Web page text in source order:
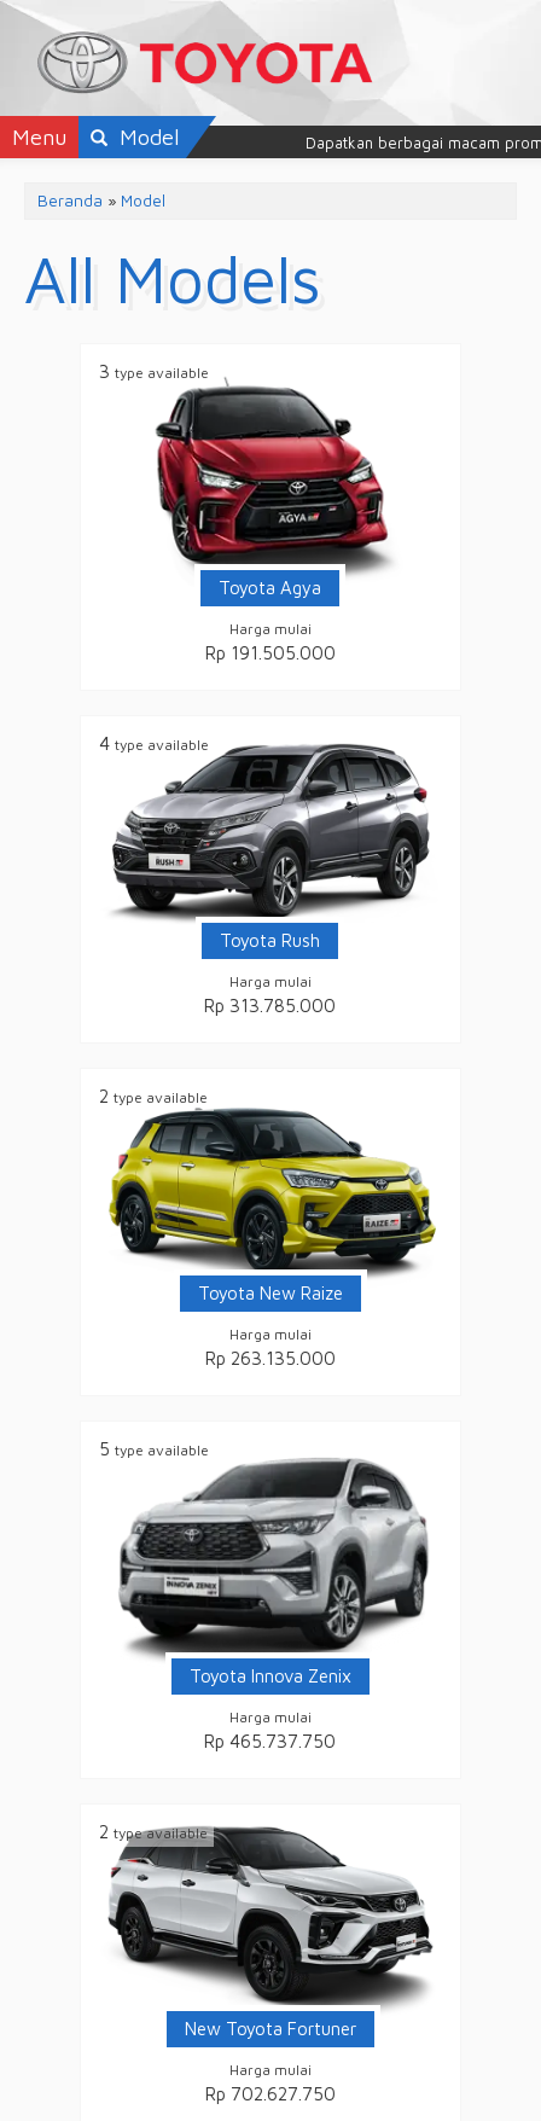
Dapatkan berbagai macam
Menu Model
Beranda » Model
All Models
3 type available
Toyota Agya
Harga mulai
Rp 191.505.000
4 type available
Toyota Rush
Harga mulai
Rp 313.785.000
2 type available
Toyota New Raize
Harga mulai
Rp 263.135.000
5 type available
Toyota Innova Zenix
Harga mulai
Rp 465.737.750
2 type available
New Toyota Fortuner
Harga mulai
Rp 702.627.750